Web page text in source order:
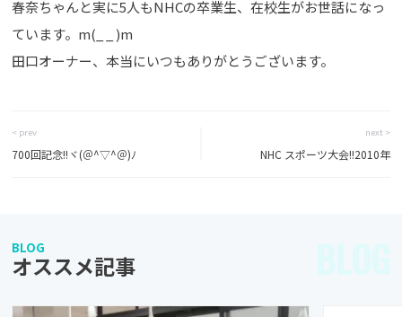
春奈ちゃんと実に5人もNHCの卒業生、在校生がお世話になっ
ています。m(_ _ )m
田口オーナー、本当にいつもありがとうございます。
< prev
700回記念!!ヾ(＠^▽^＠)ﾉ
next >
NHC スポーツ大会!!2010年
BLOG
オススメ記事